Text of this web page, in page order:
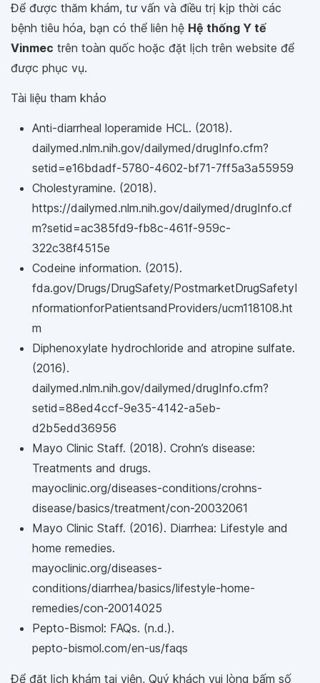
Để được thăm khám, tư vấn và điều trị kịp thời các
bệnh tiêu hóa, bạn có thể liên hệ Hệ thống Y tế
Vinmec trên toàn quốc hoặc đặt lịch trên website để
được phục vụ.
Tài liệu tham khảo
Anti-diarrheal loperamide HCL. (2018).
dailymed.nlm.nih.gov/dailymed/drugInfo.cfm?
setid=e16bdadf-5780-4602-bf71-7ff5a3a55959
Cholestyramine. (2018).
https://dailymed.nlm.nih.gov/dailymed/drugInfo.cf
m?setid=ac385fd9-fb8c-461f-959c-
322c38f4515e
Codeine information. (2015).
fda.gov/Drugs/DrugSafety/PostmarketDrugSafetyI
nformationforPatientsandProviders/ucm118108.ht
m
Diphenoxylate hydrochloride and atropine sulfate.
(2016).
dailymed.nlm.nih.gov/dailymed/drugInfo.cfm?
setid=88ed4ccf-9e35-4142-a5eb-
d2b5edd36956
Mayo Clinic Staff. (2018). Crohn’s disease:
Treatments and drugs.
mayoclinic.org/diseases-conditions/crohns-
disease/basics/treatment/con-20032061
Mayo Clinic Staff. (2016). Diarrhea: Lifestyle and
home remedies.
mayoclinic.org/diseases-
conditions/diarrhea/basics/lifestyle-home-
remedies/con-20014025
Pepto-Bismol: FAQs. (n.d.).
pepto-bismol.com/en-us/faqs
Để đặt lịch khám tại viện, Quý khách vui lòng bấm số